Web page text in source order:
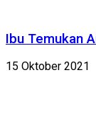
Ibu Temukan
15 Oktober 2021